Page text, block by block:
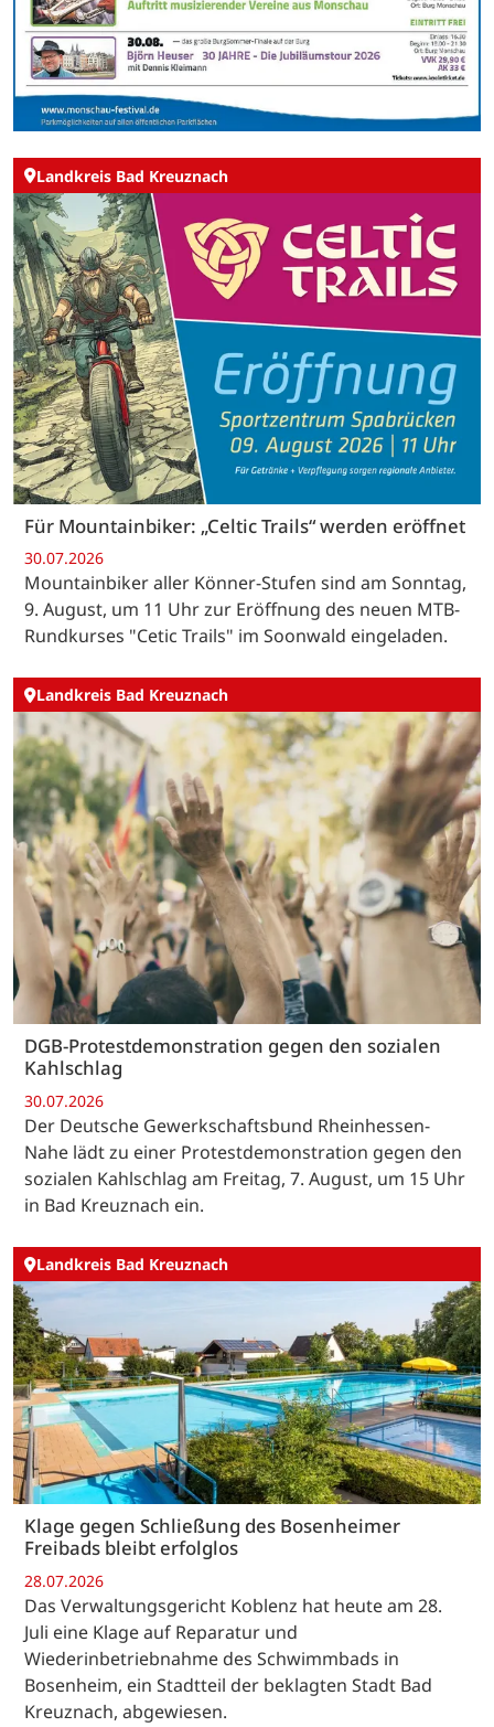
Landkreis Bad Kreuznach
Für Mountainbiker: „Celtic Trails“ werden eröffnet
30.07.2026
Mountainbiker aller Könner-Stufen sind am Sonntag,
9. August, um 11 Uhr zur Eröffnung des neuen MTB-
Rundkurses "Cetic Trails" im Soonwald eingeladen.
Landkreis Bad Kreuznach
DGB-Protestdemonstration gegen den sozialen
Kahlschlag
30.07.2026
Der Deutsche Gewerkschaftsbund Rheinhessen-
Nahe lädt zu einer Protestdemonstration gegen den
sozialen Kahlschlag am Freitag, 7. August, um 15 Uhr
in Bad Kreuznach ein.
Landkreis Bad Kreuznach
Klage gegen Schließung des Bosenheimer
Freibads bleibt erfolglos
28.07.2026
Das Verwaltungsgericht Koblenz hat heute am 28.
Juli eine Klage auf Reparatur und
Wiederinbetriebnahme des Schwimmbads in
Bosenheim, ein Stadtteil der beklagten Stadt Bad
Kreuznach, abgewiesen.